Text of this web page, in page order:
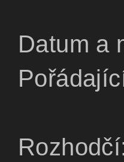
Datum a